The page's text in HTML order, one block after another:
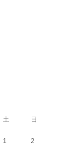
土 日
1 2